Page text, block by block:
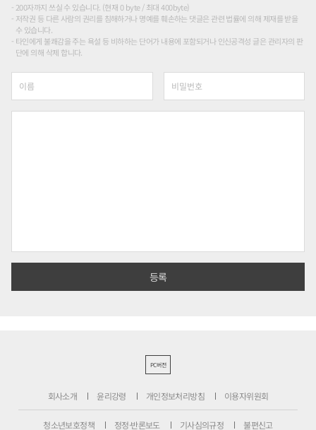
200자까지 쓰실 수 있습니다. (현재 0 byte / 최대 400byte)
저작권 등 다른 사람의 권리를 침해하거나 명예를 훼손하는 댓글은 관련 법률에 의해 제재를 받을
수 있습니다.
타인에게 불쾌감을 주는 욕설 등 비하하는 단어가 내용에 포함되거나 인신공격성 글은 관리자의 판
단에 의해 삭제 합니다.
PC버전
회사소개 윤리강령 개인정보처리방침 이용자위원회
청소년보호정책 정정·반론보도 기사심의규정 불편신고